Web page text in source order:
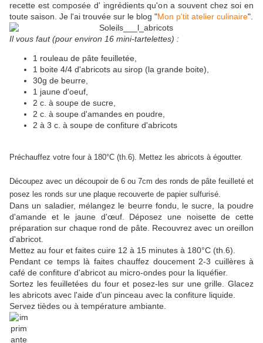
recette est composée d' ingrédients qu'on a souvent chez soi en
toute saison. Je l'ai trouvée sur le blog "Mon p'tit atelier culinaire".
Il vous faut (pour environ 16 mini-tartelettes) :
1 rouleau de pâte feuilletée,
1 boite 4/4 d'abricots au sirop (la grande boite),
30g de beurre,
1 jaune d'oeuf,
2 c. à soupe de sucre,
2 c. à soupe d'amandes en poudre,
2 à 3 c. à soupe de confiture d'abricots
Préchauffez votre four à 180°C (th.6). Mettez les abricots à égoutter.
Découpez avec un découpoir de 6 ou 7cm des ronds de pâte feuilleté et
posez les ronds sur une plaque recouverte de papier sulfurisé.
Dans un saladier, mélangez le beurre fondu, le sucre, la poudre
d'amande et le jaune d'œuf. Déposez une noisette de cette
préparation sur chaque rond de pâte. Recouvrez avec un oreillon
d'abricot.
Mettez au four et faites cuire 12 à 15 minutes à 180°C (th.6).
Pendant ce temps là faites chauffez doucement 2-3 cuillères à
café de confiture d'abricot au micro-ondes pour la liquéfier.
Sortez les feuilletées du four et posez-les sur une grille. Glacez
les abricots avec l'aide d'un pinceau avec la confiture liquide.
Servez tièdes ou à température ambiante.